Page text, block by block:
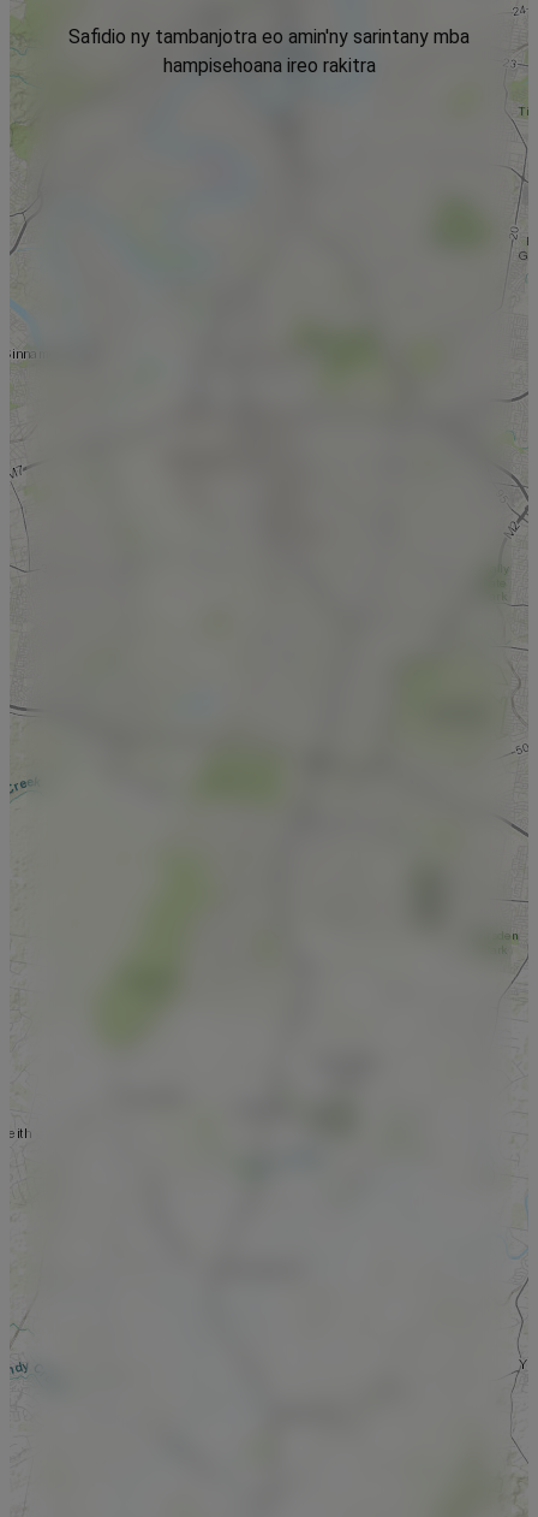
Safidio ny tambanjotra eo amin'ny sarintany mba
hampisehoana ireo rakitra